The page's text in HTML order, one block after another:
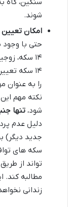
سنگین، گاه
شوند.
امکان تعیین مهریه بالاتر
حتی با
۱۴ سکه، زوجین
را به عنوان
نکته مهم
شود،تنها
جدید دیگر)
سکه های
تواند از
مطالبه کند.
زندانی